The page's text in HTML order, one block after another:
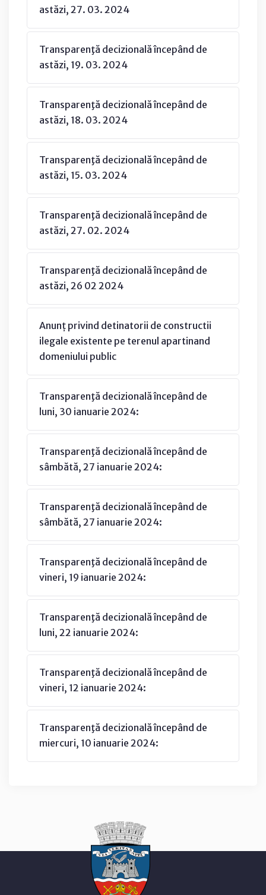
astăzi, 27. 03. 2024
Transparenţă decizională începând de
astăzi, 19. 03. 2024
Transparenţă decizională începând de
astăzi, 18. 03. 2024
Transparenţă decizională începând de
astăzi, 15. 03. 2024
Transparenţă decizională începând de
astăzi, 27. 02. 2024
Transparenţă decizională începând de
astăzi, 26 02 2024
Anunț privind detinatorii de constructii
ilegale existente pe terenul apartinand
domeniului public
Transparenţă decizională începând de
luni, 30 ianuarie 2024:
Transparenţă decizională începând de
sâmbătă, 27 ianuarie 2024:
Transparenţă decizională începând de
sâmbătă, 27 ianuarie 2024:
Transparenţă decizională începând de
vineri, 19 ianuarie 2024:
Transparenţă decizională începând de
luni, 22 ianuarie 2024:
Transparenţă decizională începând de
vineri, 12 ianuarie 2024:
Transparenţă decizională începând de
miercuri, 10 ianuarie 2024: